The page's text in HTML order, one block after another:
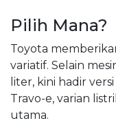
Pilih Mana?
Toyota
variatif. Selain
liter, kini hadir
Travo-e, varian
utama.